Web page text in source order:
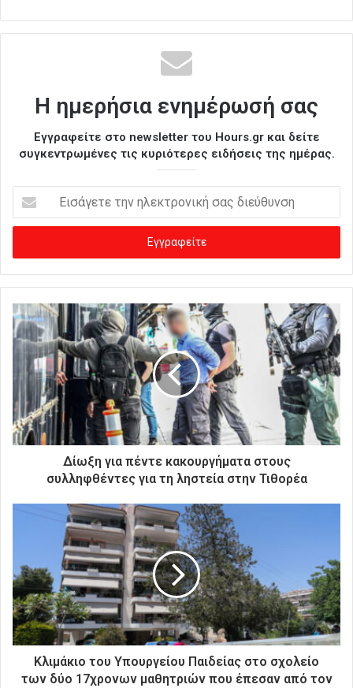
Η ημερήσια ενημέρωσή σας
Εγγραφείτε στο newsletter του Hours.gr και δείτε
συγκεντρωμένες τις κυριότερες ειδήσεις της ημέρας.
σ
γ
ε
ε
τ
η
ε
κ
τ
α
ς
δ
ι
ε
Δίωξη για πέντε κακουργήματα στους
συλληφθέντες για τη ληστεία στην Τιθορέα
Κλιμάκιο του Υπουργείου Παιδείας στο σχολείο
των δύο 17χρονων μαθητριών που έπεσαν από τον